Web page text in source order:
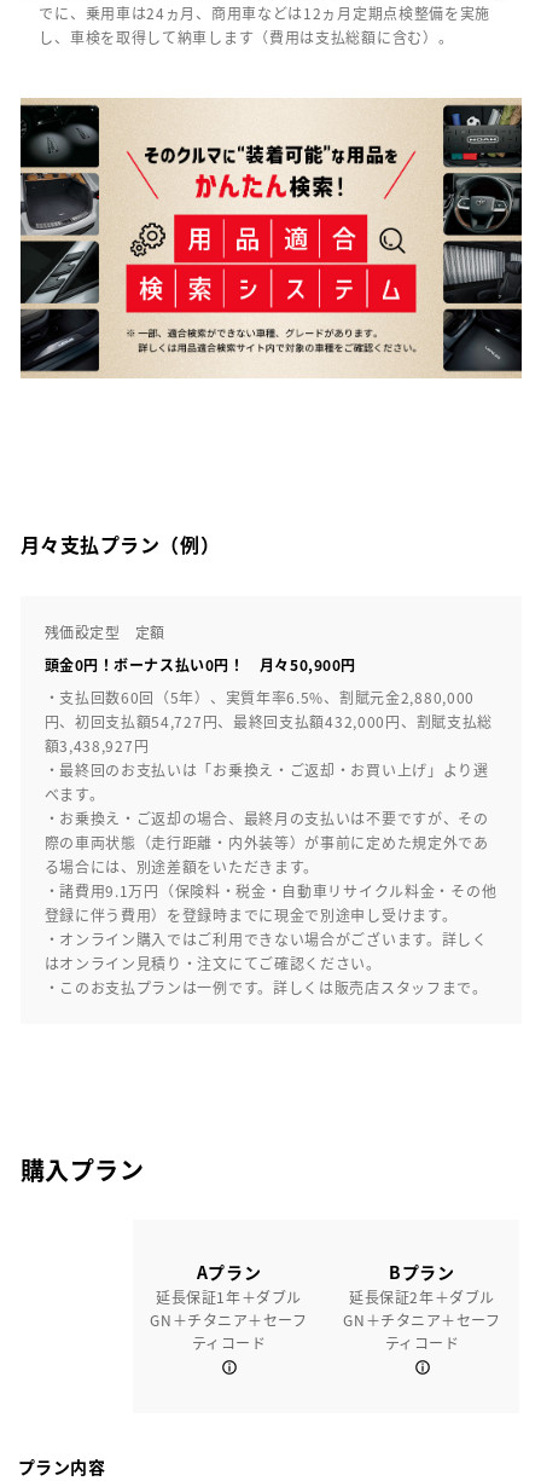
でに、乗用車は24ヵ月、商用車などは12ヵ月定期点検整備を実施
し、車検を取得して納車します（費用は支払総額に含む）。
月々支払プラン（例）
残価設定型 定額
頭金0円！ボーナス払い0円！ 月々50,900円
・支払回数60回（5年）、実質年率6.5%、割賦元金2,880,000
円、初回支払額54,727円、最終回支払額432,000円、割賦支払総
額3,438,927円
・最終回のお支払いは「お乗換え・ご返却・お買い上げ」より選
べます。
・お乗換え・ご返却の場合、最終月の支払いは不要ですが、その
際の車両状態（走行距離・内外装等）が事前に定めた規定外であ
る場合には、別途差額をいただきます。
・諸費用9.1万円（保険料・税金・自動車リサイクル料金・その他
登録に伴う費用）を登録時までに現金で別途申し受けます。
・オンライン購入ではご利用できない場合がございます。詳しく
はオンライン見積り・注文にてご確認ください。
・このお支払プランは一例です。詳しくは販売店スタッフまで。
購入プラン
Aプラン
延長保証1年＋ダブル
GN＋チタニア＋セーフ
ティコード
Bプラン
延長保証2年＋ダブル
GN＋チタニア＋セーフ
ティコード
プラン内容